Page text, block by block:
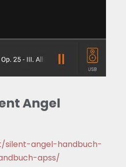
Angel
angel-handbuch-
apss/